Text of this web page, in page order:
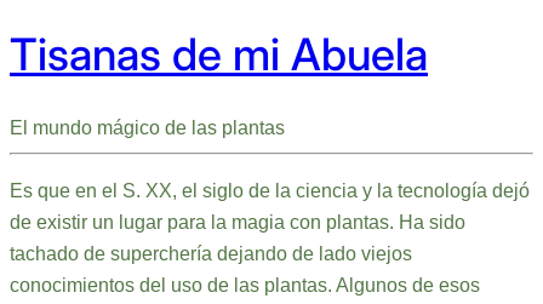
Tisanas de mi Abuela
El mundo mágico de las plantas
Es que en el S. XX, el siglo de la ciencia y la tecnología dejó
de existir un lugar para la magia con plantas. Ha sido
tachado de superchería dejando de lado viejos
conocimientos del uso de las plantas. Algunos de esos